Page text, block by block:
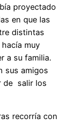
proyectado
en que las
distintas
muy
a su familia.
sus amigos
de salir los
recorría con